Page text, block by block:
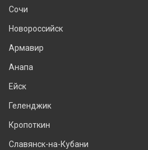
Сочи
Новороссийск
Армавир
Анапа
Ейск
Геленджик
Кропоткин
Славянск-на-Кубани